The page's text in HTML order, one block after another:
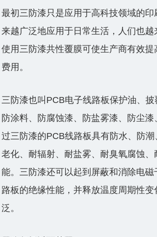
最初三防漆只是应用于高科技领域的
来越广泛地应用于日常生活，人们也越
使用三防漆共性覆膜可使生产商有效
费用。
三防漆也叫PCB电子线路板保护油、
防涂料、防腐蚀漆、防盐雾漆、防尘
过三防漆的PCB线路板具有防水、防
老化、耐辐射、耐盐雾、耐臭氧腐蚀
能。三防漆还可以起到屏蔽和消除电
路板的绝缘性能，并释放温度周期性
泛。